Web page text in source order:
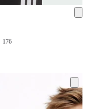
176